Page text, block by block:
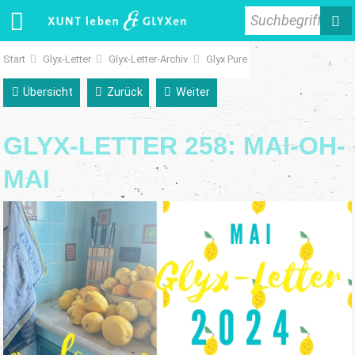
Suchbegriff
Start Glyx-Letter Glyx-Letter-Archiv Glyx Pure
Übersicht Zurück Weiter
GLYX-LETTER 258: MAI-OH-
MAI